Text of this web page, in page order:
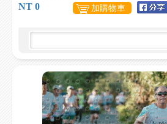
NT 0 加購物車